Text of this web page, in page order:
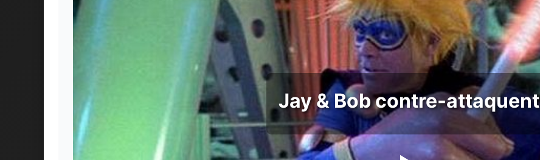
Jay & Bob contre-attaquent